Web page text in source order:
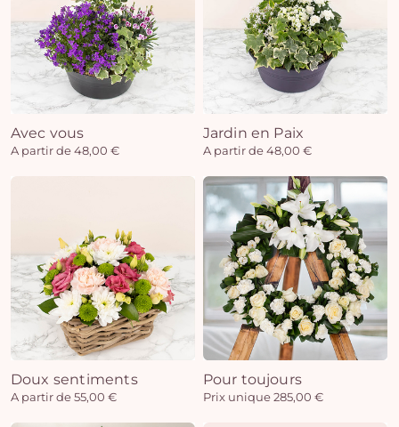
Avec vous
A partir de 48,00 €
Jardin en Paix
A partir de 48,00 €
Doux sentiments
A partir de 55,00 €
Pour toujours
Prix unique 285,00 €